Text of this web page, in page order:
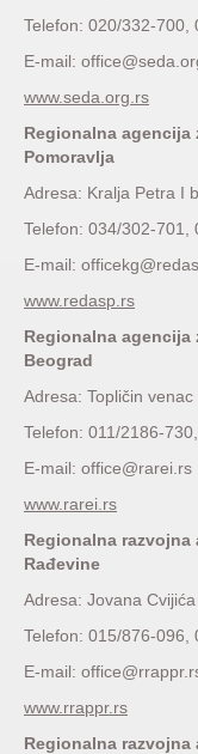
Telefon: 020/332-700,
E-mail:
www.seda.org.rs
Regionalna agencija
Pomoravlja
Adresa: Kralja Petra I
Telefon: 034/302-701,
E-mail:
www.redasp.rs
Regionalna
Beograd
Adresa: Topličin
Telefon: 011/2186-
E-mail: office@rarei.rs
www.rarei.rs
Regionalna
Rađevine
Adresa: Jovana
Telefon: 015/876-096,
E-mail:
www.rrappr.rs
Regionalna